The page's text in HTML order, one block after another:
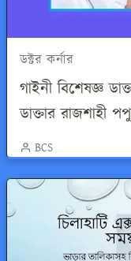
ডক্টর কর্নার
গাইনী বিশেষজ্ঞ
ডাক্তার রাজশাহী
BCS